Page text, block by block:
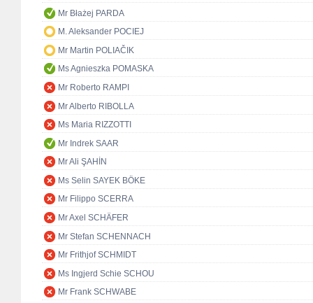
Mr Błażej PARDA
M. Aleksander POCIEJ
Mr Martin POLIAČIK
Ms Agnieszka POMASKA
Mr Roberto RAMPI
Mr Alberto RIBOLLA
Ms Maria RIZZOTTI
Mr Indrek SAAR
Mr Ali ŞAHİN
Ms Selin SAYEK BÖKE
Mr Filippo SCERRA
Mr Axel SCHÄFER
Mr Stefan SCHENNACH
Mr Frithjof SCHMIDT
Ms Ingjerd Schie SCHOU
Mr Frank SCHWABE